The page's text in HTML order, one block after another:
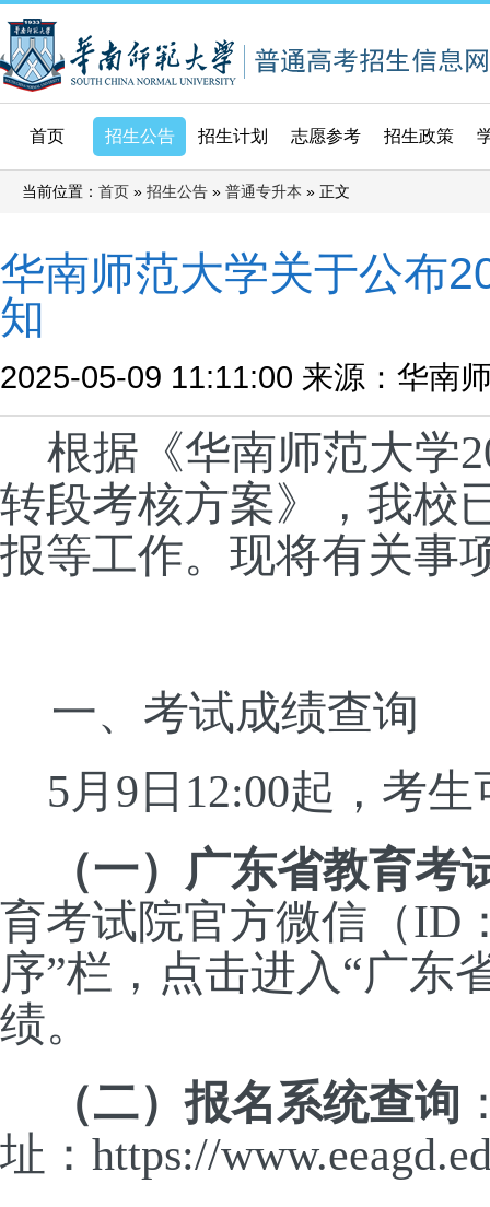
首页 招生公告 招生计划 志愿参考 招生政策
当前位置： 首页 » 招生公告 » 普通专升本 » 正文
华南师范大学关于公布
知
2025-05-09 11:11:00 来源：华南
根据《华南师范大学2
转段考核方案》
，我校
报等工作。现将有关事
一、考试成绩查询
5月9日12:00起，考
（一） 广东省教育考
育考试院官方微信（ID
序”栏，点击进入“广东
绩。
（二）报名系统查询
址： https://